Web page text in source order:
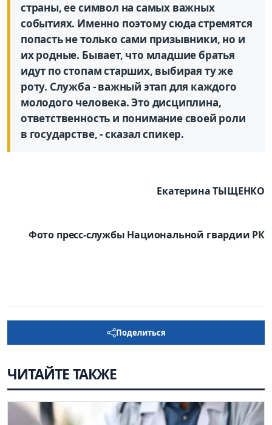
страны, ее символ на самых важных
событиях. Именно поэтому сюда стремятся
попасть не только сами призывники, но и
их родные. Бывает, что младшие братья
идут по стопам старших, выбирая ту же
роту. Служба - важный этап для каждого
молодого человека. Это дисциплина,
ответственность и понимание своей роли
в государстве, - сказал спикер.
Екатерина ТЫЩЕНКО
Фото пресс-службы Национальной гвардии РК
Поделиться
ЧИТАЙТЕ ТАКЖЕ